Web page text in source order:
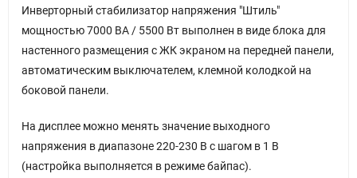
Инверторный стабилизатор напряжения "Штиль"
мощностью 7000 ВА / 5500 Вт выполнен в виде блока для
настенного размещения с ЖК экраном на передней панели,
автоматическим выключателем, клемной колодкой на
боковой панели.
На дисплее можно менять значение выходного
напряжения в диапазоне 220-230 В с шагом в 1 В
(настройка выполняется в режиме байпас).